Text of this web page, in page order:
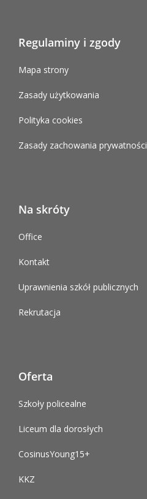
Regulaminy i zgody
Mapa strony
Zasady użytkowania
Polityka cookies
Zasady zachowania prywatności
Na skróty
Office
Kontakt
Uprawnienia szkół publicznych
Rekrutacja
Oferta
Szkoły policealne
Liceum dla dorosłych
CosinusYoung15+
KKZ